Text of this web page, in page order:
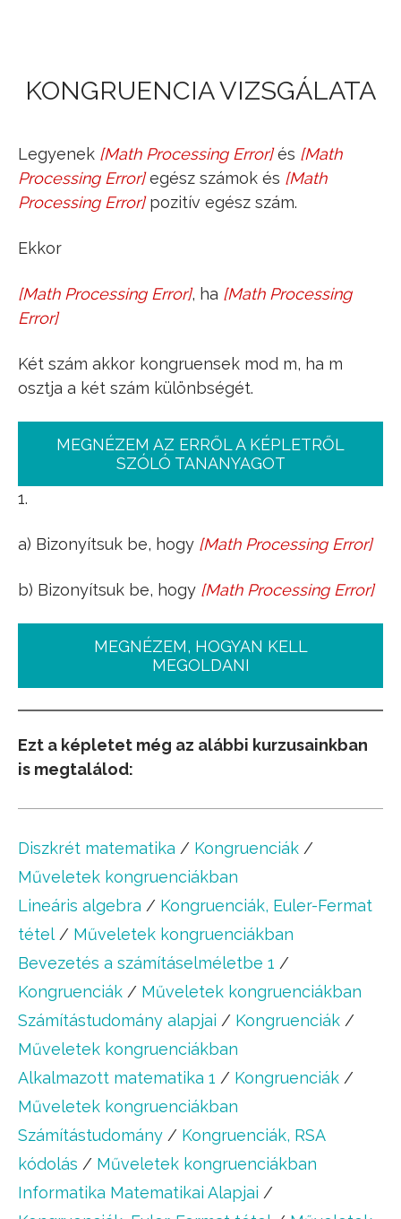
KONGRUENCIA VIZSGÁLATA
Legyenek [Math Processing Error]
a és [Math
Processing Error]
b
egész számok és [Math
Processing Error]
m
pozitív egész szám.
Ekkor
[Math Processing Error]
a≡bmod m , ha [Math Processing
Error]
m∣a−b
Két szám akkor kongruensek mod m, ha m
osztja a két szám különbségét.
MEGNÉZEM AZ ERRŐL A KÉPLETRŐL
SZÓLÓ TANANYAGOT
1.
a) Bizonyítsuk be, hogy [Math Processing Error]
a≡bmod m⇒a⋅c≡ b⋅cmod
b) Bizonyítsuk be, hogy [Math Processing Error]
a⋅c≡b ⋅cmod m⇒a≡bmod
MEGNÉZEM, HOGYAN KELL
MEGOLDANI
Ezt a képletet még az alábbi kurzusainkban
is megtalálod:
Diszkrét matematika / Kongruenciák /
Műveletek kongruenciákban
Lineáris algebra / Kongruenciák, Euler-Fermat
tétel / Műveletek kongruenciákban
Bevezetés a számításelméletbe 1 /
Kongruenciák / Műveletek kongruenciákban
Számítástudomány alapjai / Kongruenciák /
Műveletek kongruenciákban
Alkalmazott matematika 1 / Kongruenciák /
Műveletek kongruenciákban
Számítástudomány / Kongruenciák, RSA
kódolás / Műveletek kongruenciákban
Informatika Matematikai Alapjai /